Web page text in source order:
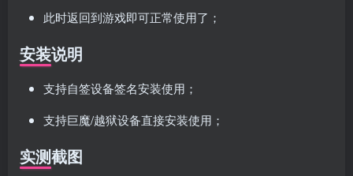
此时返回到游戏即可正常使用了；
安装说明
支持自签设备签名安装使用；
支持巨魔/越狱设备直接安装使用；
实测截图